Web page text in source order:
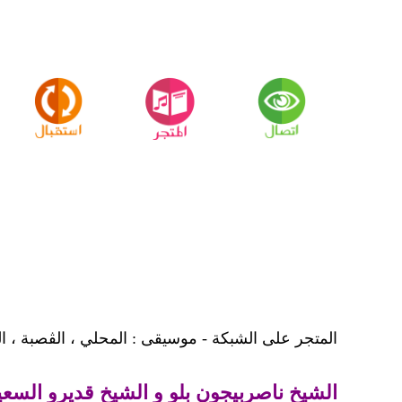
المتجر على الشبكة - موسيقى : المحلي ، الڨصبة ،
الشيخ ناصربيجون بلو و الشيخ قديرو السعيدي - 2